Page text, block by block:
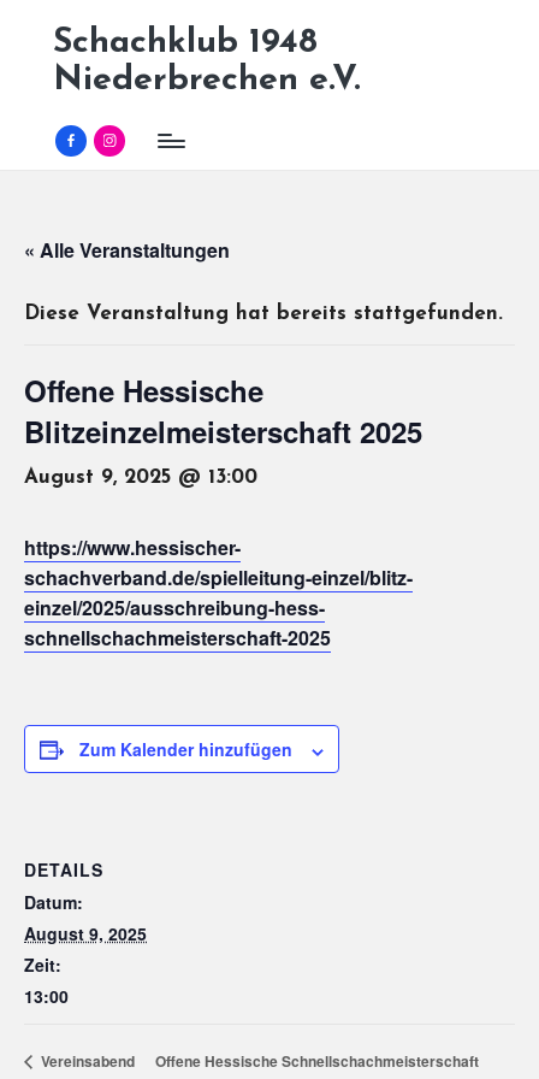
Schachklub 1948
Niederbrechen e.V.
Facebook
Instagram
« Alle Veranstaltungen
Diese Veranstaltung hat bereits stattgefunden.
Offene Hessische
Blitzeinzelmeisterschaft 2025
August 9, 2025 @ 13:00
https://www.hessischer-
schachverband.de/spielleitung-einzel/blitz-
einzel/2025/ausschreibung-hess-
schnellschachmeisterschaft-2025
Zum Kalender hinzufügen
DETAILS
Datum:
August 9, 2025
Zeit:
13:00
Vereinsabend
Offene Hessische Schnellschachmeisterschaft